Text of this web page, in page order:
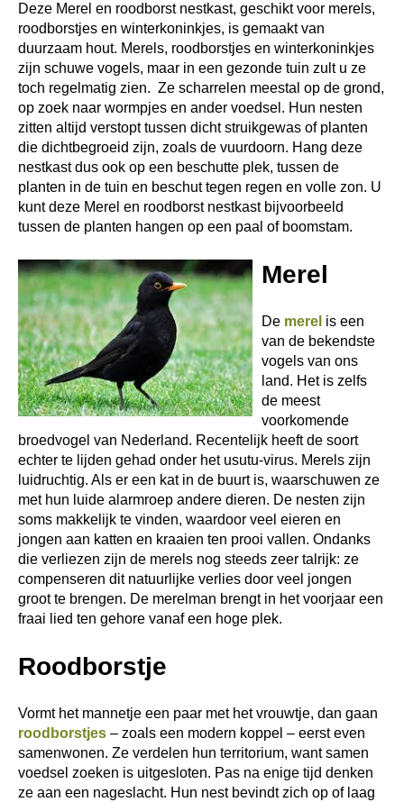
Deze Merel en roodborst nestkast, geschikt voor merels,
roodborstjes en winterkoninkjes, is gemaakt van
duurzaam hout. Merels, roodborstjes en winterkoninkjes
zijn schuwe vogels, maar in een gezonde tuin zult u ze
toch regelmatig zien. Ze scharrelen meestal op de grond,
op zoek naar wormpjes en ander voedsel. Hun nesten
zitten altijd verstopt tussen dicht struikgewas of planten
die dichtbegroeid zijn, zoals de vuurdoorn. Hang deze
nestkast dus ook op een beschutte plek, tussen de
planten in de tuin en beschut tegen regen en volle zon. U
kunt deze Merel en roodborst nestkast bijvoorbeeld
tussen de planten hangen op een paal of boomstam.
Merel
De merel is een
van de bekendste
vogels van ons
land. Het is zelfs
de meest
voorkomende
broedvogel van Nederland. Recentelijk heeft de soort
echter te lijden gehad onder het usutu-virus. Merels zijn
luidruchtig. Als er een kat in de buurt is, waarschuwen ze
met hun luide alarmroep andere dieren. De nesten zijn
soms makkelijk te vinden, waardoor veel eieren en
jongen aan katten en kraaien ten prooi vallen. Ondanks
die verliezen zijn de merels nog steeds zeer talrijk: ze
compenseren dit natuurlijke verlies door veel jongen
groot te brengen. De merelman brengt in het voorjaar een
fraai lied ten gehore vanaf een hoge plek.
Roodborstje
Vormt het mannetje een paar met het vrouwtje, dan gaan
roodborstjes – zoals een modern koppel – eerst even
samenwonen. Ze verdelen hun territorium, want samen
voedsel zoeken is uitgesloten. Pas na enige tijd denken
ze aan een nageslacht. Hun nest bevindt zich op of laag